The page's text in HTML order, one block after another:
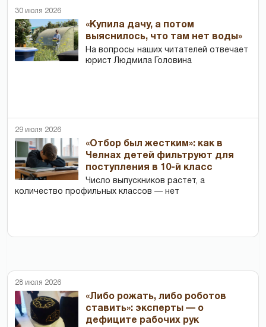
30 июля 2026
«Купила дачу, а потом
выяснилось, что там нет воды»
На вопросы наших читателей отвечает
юрист Людмила Головина
29 июля 2026
«Отбор был жестким»: как в
Челнах детей фильтруют для
поступления в 10-й класс
Число выпускников растет, а
количество профильных классов — нет
28 июля 2026
«Либо рожать, либо роботов
ставить»: эксперты — о
дефиците рабочих рук